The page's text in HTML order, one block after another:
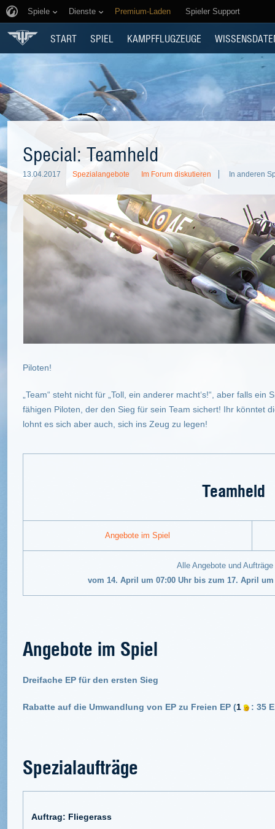
Spiele Dienste Premium-Laden Spieler Support
START SPIEL KAMPFFLUGZEUGE
Special: Teamheld
13.04.2017 Spezialangebote Im Forum diskutieren In anderen
Piloten!
„Team“ steht nicht für „Toll, ein anderer macht‘s!“, aber falls
fähigen Piloten, der den Sieg für sein Team sichert! Ihr könntet
lohnt es sich aber auch, sich ins Zeug zu legen!
Teamheld
Angebote im Spiel
Alle Angebote und
vom 14. April um 07:00 Uhr bis zum 17. April um
Angebote im Spiel
Dreifache EP für den ersten Sieg
Rabatte auf die Umwandlung von EP zu Freien EP (1 : 35
Spezialaufträge
Auftrag: Fliegerass